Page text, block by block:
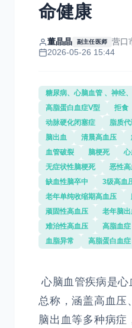
命健康
董晶晶 副主任医师
营口
2026-05-26 15:44
糖尿病、心脑血管 、神经
高脂蛋白血症Ⅴ型
拒食
动脉硬化闭塞症
脂质
脑出血
清晨高血压
血管破裂
脑梗死
无症状性脑梗死
恶性
缺血性脑卒中
3级高血
老年单纯收缩期高血压
顽固性高血压
老年脑
难治性高血压
高脂血症
血脂异常
高脂蛋白血症
心脑血管疾病是心
总称，涵盖高血压
脑出血等多种病症